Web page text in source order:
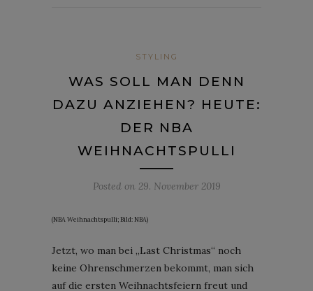
STYLING
WAS SOLL MAN DENN
DAZU ANZIEHEN? HEUTE:
DER NBA
WEIHNACHTSPULLI
Posted on 29. November 2019
(NBA Weihnachtspulli; Bild: NBA)
Jetzt, wo man bei „Last Christmas“ noch
keine Ohrenschmerzen bekommt, man sich
auf die ersten Weihnachtsfeiern freut und